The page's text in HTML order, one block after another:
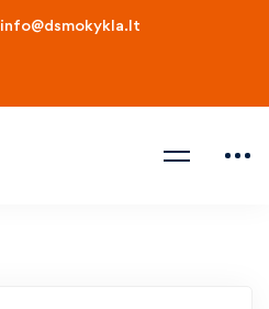
info@dsmokykla.lt